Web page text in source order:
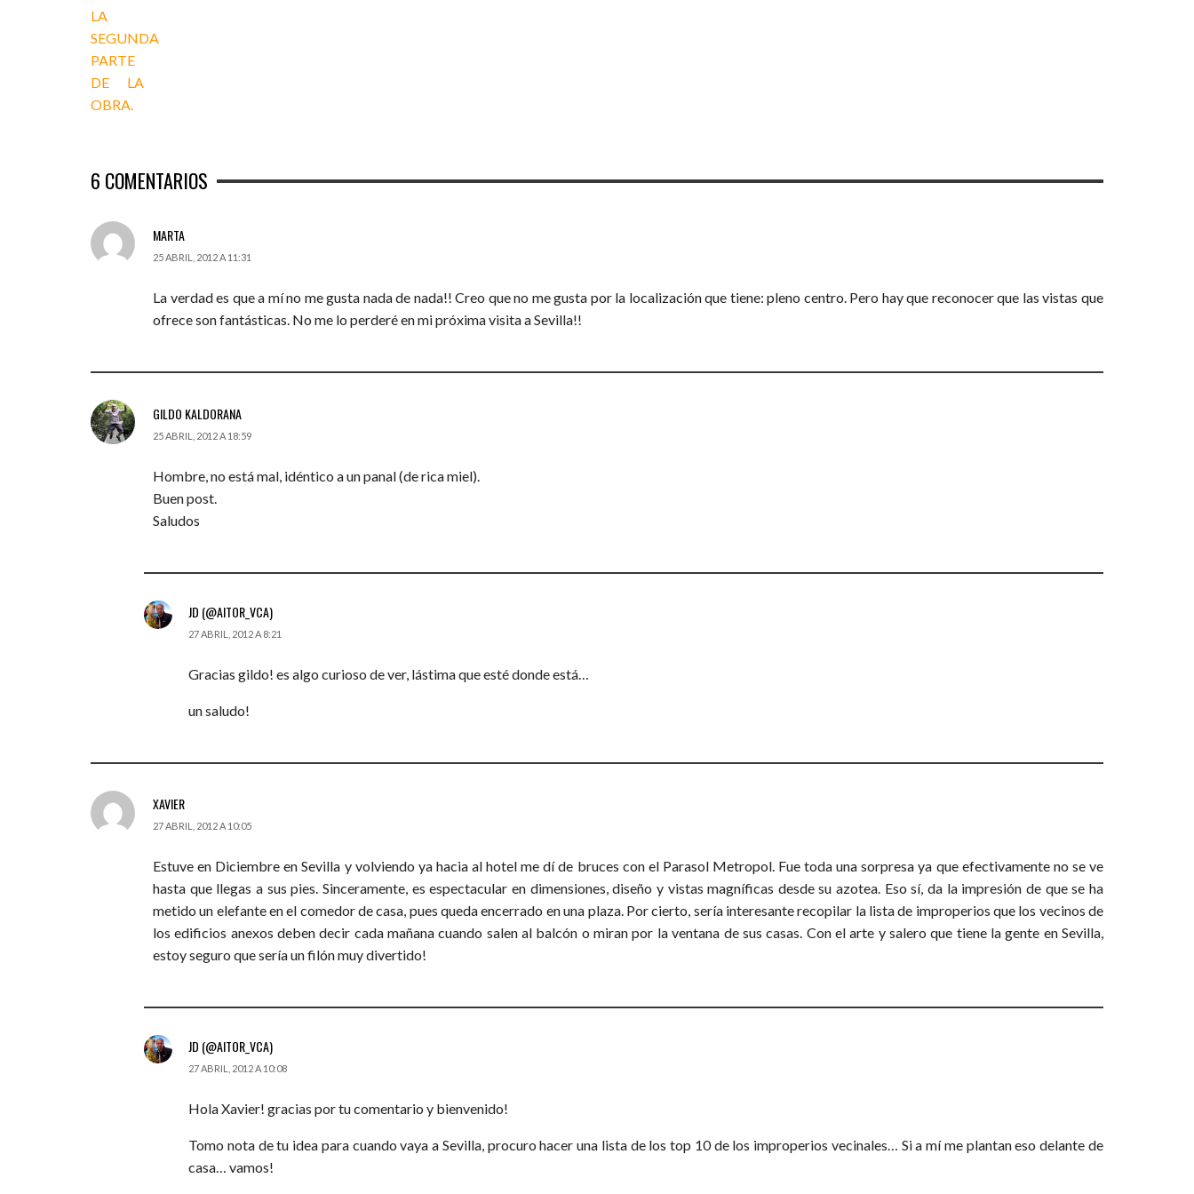
6 COMENTARIOS
MARTA
25 ABRIL, 2012 A 11:31
La verdad es que a mí no me gusta nada de nada!! Creo que no me gusta por la localización que tiene: pleno centro. Pero hay que reconocer que las vistas que
ofrece son fantásticas. No me lo perderé en mi próxima visita a Sevilla!!
GILDO KALDORANA
25 ABRIL, 2012 A 18:59
Hombre, no está mal, idéntico a un panal (de rica miel).
Buen post.
Saludos
JD (@AITOR_VCA)
27 ABRIL, 2012 A 8:21
Gracias gildo! es algo curioso de ver, lástima que esté donde está…
un saludo!
XAVIER
27 ABRIL, 2012 A 10:05
Estuve en Diciembre en Sevilla y volviendo ya hacia al hotel me dí de bruces con el Parasol Metropol. Fue toda una sorpresa ya que efectivamente no se ve
hasta que llegas a sus pies. Sinceramente, es espectacular en dimensiones, diseño y vistas magníficas desde su azotea. Eso sí, da la impresión de que se ha
metido un elefante en el comedor de casa, pues queda encerrado en una plaza. Por cierto, sería interesante recopilar la lista de improperios que los vecinos de
los edificios anexos deben decir cada mañana cuando salen al balcón o miran por la ventana de sus casas. Con el arte y salero que tiene la gente en Sevilla,
estoy seguro que sería un filón muy divertido!
JD (@AITOR_VCA)
27 ABRIL, 2012 A 10:08
Hola Xavier! gracias por tu comentario y bienvenido!
Tomo nota de tu idea para cuando vaya a Sevilla, procuro hacer una lista de los top 10 de los improperios vecinales… Si a mí me plantan eso delante de
casa… vamos!